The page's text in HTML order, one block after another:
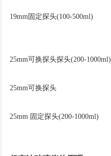
19mm固定探头(100-500ml)
25mm可换探头探头(200-1000ml)
25mm可换探头
25mm 固定探头(200-1000ml)